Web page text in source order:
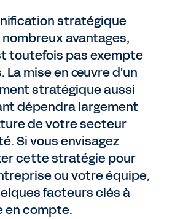
stratégique
avantages,
toutefois pas exempte
La mise en œuvre d'un
stratégique aussi
dépendra largement
de votre secteur
Si vous envisagez
cette stratégie pour
ou votre équipe,
facteurs clés à
en compte.